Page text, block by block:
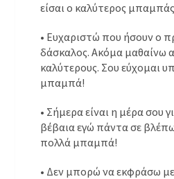
είσαι ο καλύτερος
• Ευχαριστώ που ήσουν ο
δάσκαλος. Ακόμα μαθαίνω
καλύτερους. Σου εύχομαι
μπαμπά!
• Σήμερα είναι η μέρα σου
βέβαια εγώ πάντα σε
πολλά μπαμπά!
• Δεν μπορώ να εκφράσω